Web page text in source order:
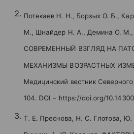
Потекаев Н. Н., Борзых О. Б.,
М., Шнайдер Н. А., Демина О. М.,
СОВРЕМЕННЫЙ ВЗГЛЯД НА
МЕХАНИЗМЫ ВОЗРАСТНЫХ
Медицинский вестник
104. DOI – https://doi.org/
Т. Е. Преснова, Н. С. Глотова,